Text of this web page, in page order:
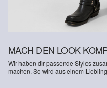
MACH DEN LOOK
Wir haben dir passende Styles
machen. So wird aus einem